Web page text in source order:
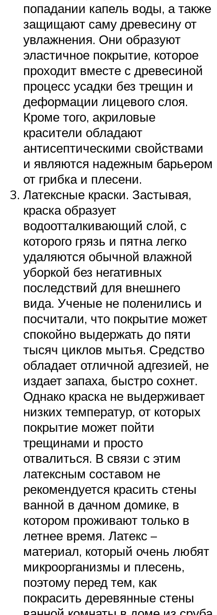
попадании капель воды, а также
защищают саму древесину от
увлажнения. Они образуют
эластичное покрытие, которое
проходит вместе с древесиной
процесс усадки без трещин и
деформации лицевого слоя.
Кроме того, акриловые
красители обладают
антисептическими свойствами
и являются надежным барьером
от грибка и плесени.
Латексные краски. Застывая,
краска образует
водоотталкивающий слой, с
которого грязь и пятна легко
удаляются обычной влажной
уборкой без негативных
последствий для внешнего
вида. Ученые не поленились и
посчитали, что покрытие может
спокойно выдержать до пяти
тысяч циклов мытья. Средство
обладает отличной адгезией, не
издает запаха, быстро сохнет.
Однако краска не выдерживает
низких температур, от которых
покрытие может пойти
трещинами и просто
отвалиться. В связи с этим
латексным составом не
рекомендуется красить стены
ванной в дачном домике, в
котором проживают только в
летнее время. Латекс –
материал, который очень любят
микроорганизмы и плесень,
поэтому перед тем, как
покрасить деревянные стены